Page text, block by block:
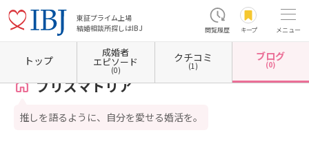
東証プライム上場
結婚相談所探しはIBJ
閲覧履歴 キープ メニュー
ホーム 新潟県の結婚相談所 新潟県長岡市 プリズマトリア カウンセラーブログ一覧
プリズマトリア
推しを語るように、自分を愛せる婚活を。
トップ
成婚者
エピソード
(0)
クチコミ
(1)
ブログ
(0)